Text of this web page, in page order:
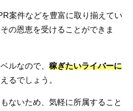
案件などを豊富に取り揃えてい
の恩恵を受けることができま
ルなので、 稼ぎたいライバーに
るでしょう。
ないため、気軽に所属すること